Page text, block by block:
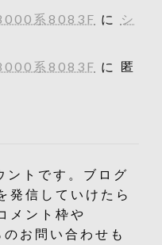
系8083F に
シ
系8083F に 匿
トです。ブログ
発信していけたら
メント枠や
のお問い合わせも